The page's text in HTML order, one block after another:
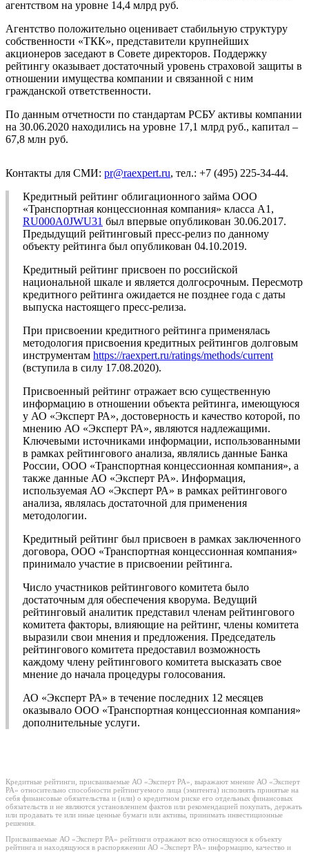
агентством на уровне 14,4 млрд руб.
Агентство положительно оценивает стабильную структуру
собственности «ТКК», представители крупнейших
акционеров заседают в Совете директоров. Поддержку
рейтингу оказывает достаточный уровень страховой защиты в
отношении имущества компании и связанной с ним
гражданской ответственности.
По данным отчетности по стандартам РСБУ активы компании
на 30.06.2020 находились на уровне 17,1 млрд руб., капитал –
67,8 млн руб.
Контакты для СМИ: pr@raexpert.ru, тел.: +7 (495) 225-34-44.
Кредитный рейтинг облигационного займа ООО
«Транспортная концессионная компания» класса А1,
RU000A0JWU31 был впервые опубликован 30.06.2017.
Предыдущий рейтинговый пресс-релиз по данному
объекту рейтинга был опубликован 04.10.2019.
Кредитный рейтинг присвоен по российской
национальной шкале и является долгосрочным. Пересмотр
кредитного рейтинга ожидается не позднее года с даты
выпуска настоящего пресс-релиза.
При присвоении кредитного рейтинга применялась
методология присвоения кредитных рейтингов долговым
инструментам https://raexpert.ru/ratings/methods/current
(вступила в силу 17.08.2020).
Присвоенный рейтинг отражает всю существенную
информацию в отношении объекта рейтинга, имеющуюся
у АО «Эксперт РА», достоверность и качество которой, по
мнению АО «Эксперт РА», являются надлежащими.
Ключевыми источниками информации, использованными
в рамках рейтингового анализа, являлись данные Банка
России, ООО «Транспортная концессионная компания», а
также данные АО «Эксперт РА». Информация,
используемая АО «Эксперт РА» в рамках рейтингового
анализа, являлась достаточной для применения
методологии.
Кредитный рейтинг был присвоен в рамках заключенного
договора, ООО «Транспортная концессионная компания»
принимало участие в присвоении рейтинга.
Число участников рейтингового комитета было
достаточным для обеспечения кворума. Ведущий
рейтинговый аналитик представил членам рейтингового
комитета факторы, влияющие на рейтинг, члены комитета
выразили свои мнения и предложения. Председатель
рейтингового комитета предоставил возможность
каждому члену рейтингового комитета высказать свое
мнение до начала процедуры голосования.
АО «Эксперт РА» в течение последних 12 месяцев
оказывало ООО «Транспортная концессионная компания»
дополнительные услуги.
Кредитные рейтинги, присваиваемые АО «Эксперт РА», выражают мнение АО «Эксперт
РА» относительно способности рейтингуемого лица (эмитента) исполнять принятые на
себя финансовые обязательства и (или) о кредитном риске его отдельных финансовых
обязательств и не являются установлением фактов или рекомендацией покупать, держать
или продавать те или иные ценные бумаги или активы, принимать инвестиционные
решения.
Присваиваемые АО «Эксперт РА» рейтинги отражают всю относящуюся к объекту
рейтинга и находящуюся в распоряжении АО «Эксперт РА» информацию, качество и